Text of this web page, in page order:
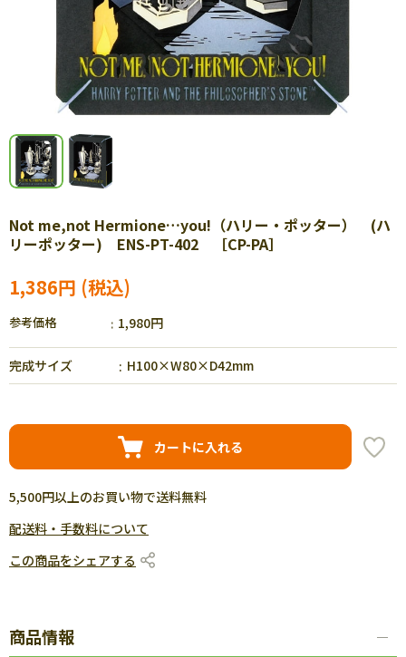
Not me,not Hermione…you!（ハリー・ポッター） (ハ
リーポッター) ENS-PT-402 ［CP-PA］
1,386円
参考価格 1,980円
完成サイズ H100×W80×D42mm
カートに入れる
5,500円以上のお買い物で送料無料
配送料・手数料について
この商品をシェアする
商品情報